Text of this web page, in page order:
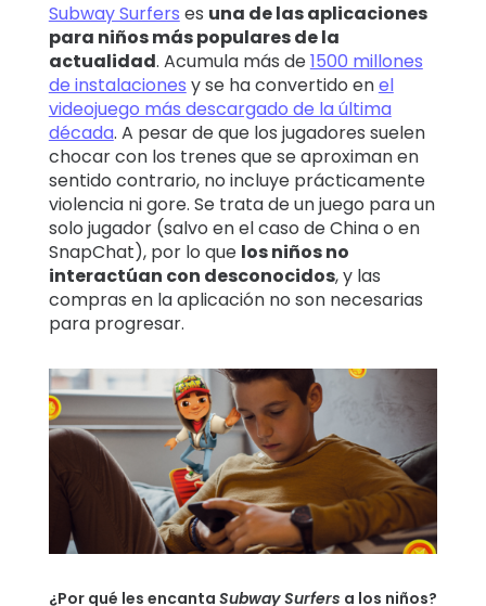
Subway Surfers es una de las aplicaciones
para niños más populares de la
actualidad. Acumula más de1500 millones
de instalaciones y se ha convertido enel
videojuego más descargado de la última
década. A pesar de que los jugadores suelen
chocar con los trenes que se aproximan en
sentido contrario, no incluye prácticamente
violencia ni gore. Se trata de un juego para un
solo jugador (salvo en el caso de China o en
SnapChat), por lo que los niños no
interactúan con desconocidos, y las
compras en la aplicación no son necesarias
para progresar.
¿Por qué les encanta Subway Surfers a los niños?